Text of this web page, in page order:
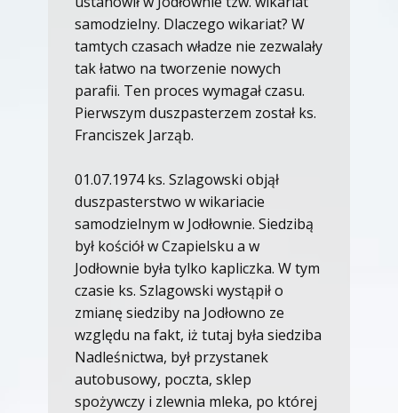
samodzielny. Dlaczego wikariat? W
tamtych czasach władze nie zezwalały
tak łatwo na tworzenie nowych
parafii. Ten proces wymagał czasu.
Pierwszym duszpasterzem został ks.
Franciszek Jarząb.
01.07.1974 ks. Szlagowski objął
duszpasterstwo w wikariacie
samodzielnym w Jodłownie. Siedzibą
był kościół w Czapielsku a w
Jodłownie była tylko kapliczka. W tym
czasie ks. Szlagowski wystąpił o
zmianę siedziby na Jodłowno ze
względu na fakt, iż tutaj była siedziba
Nadleśnictwa, był przystanek
autobusowy, poczta, sklep
spożywczy i zlewnia mleka, po której